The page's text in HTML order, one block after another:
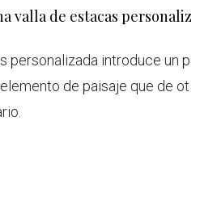
valla de estacas personaliz
personalizada introduce un p
de paisaje que de ot